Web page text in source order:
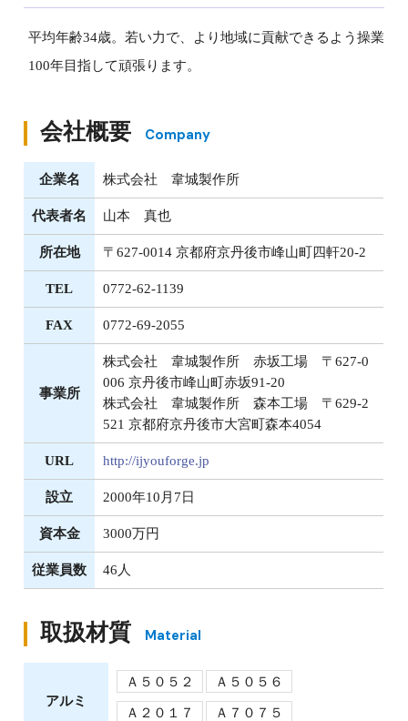
平均年齢34歳。若い力で、より地域に貢献できるよう操業
100年目指して頑張ります。
会社概要 Company
企業名 株式会社 韋城製作所
代表者名 山本 真也
所在地 〒627-0014 京都府京丹後市峰山町四軒20-2
TEL 0772-62-1139
FAX 0772-69-2055
事業所
株式会社 韋城製作所 赤坂工場 〒627-0
006 京丹後市峰山町赤坂91-20
株式会社 韋城製作所 森本工場 〒629-2
521 京都府京丹後市大宮町森本4054
URL http://ijyouforge.jp
設立 2000年10月7日
資本金 3000万円
従業員数 46人
取扱材質 Material
アルミ
Ａ５０５２ Ａ５０５６
Ａ２０１７ Ａ７０７５